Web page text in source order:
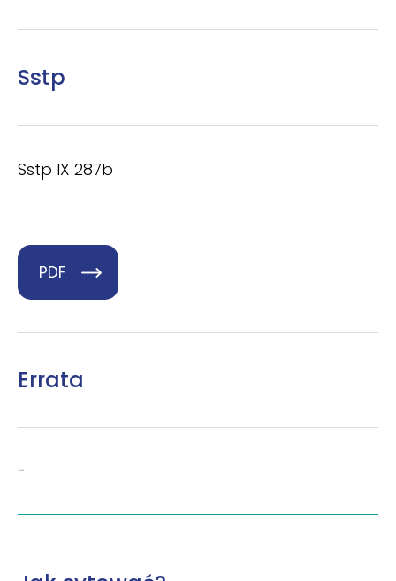
Sstp
Sstp IX 287b
PDF
Errata
-